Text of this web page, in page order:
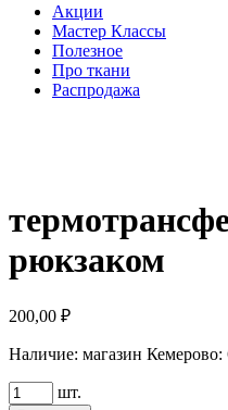
Акции
Мастер Классы
Полезное
Про ткани
Распродажа
рюкзаком
200,00 ₽
Наличие: магазин Кемерово:
Количество
шт.